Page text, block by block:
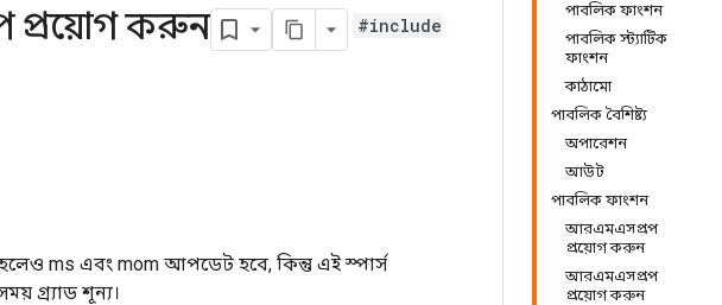
পাবলিক ফাংশন
পাবলিক স্ট্যাটিক
ফাংশন
কাঠামো
পাবলিক বৈশিষ্ট্য
অপারেশন
আউট
পাবলিক ফাংশন
আরএমএসপ্রপ
প্রয়োগ করুন
আরএমএসপ্রপ
প্রয়োগ করুন
করুন
#include
ms এবং mom আপডেট হবে, কিন্তু এই স্পার্স
গ্র্যাড শূন্য।